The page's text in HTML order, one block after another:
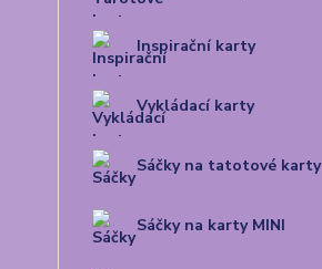
Inspirační karty
Vykládací karty
Sáčky na tatotové karty
Sáčky na karty MINI